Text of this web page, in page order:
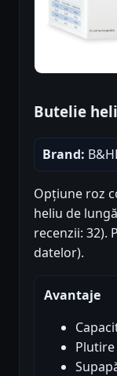
Butelie
Brand:
Opțiune roz
heliu de
recenzii: 32).
datelor).
Avantaje